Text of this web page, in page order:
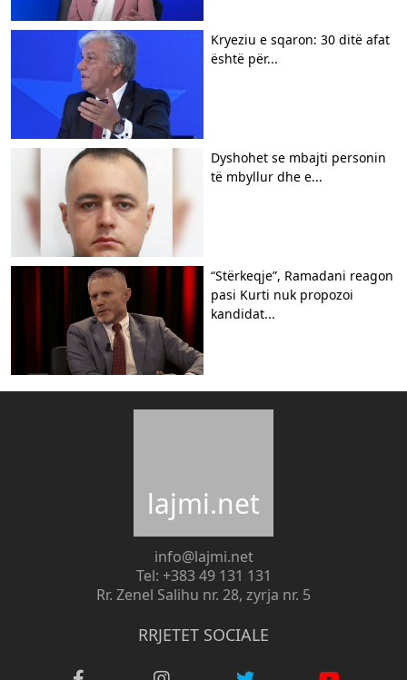
Kryeziu e sqaron: 30 ditë afat
është për...
Dyshohet se mbajti personin
të mbyllur dhe e...
“Stërkeqje”, Ramadani reagon
pasi Kurti nuk propozoi
kandidat...
lajmi.net
info@lajmi.net
Tel: +383 49 131 131
Rr. Zenel Salihu nr. 28, zyrja nr. 5
RRJETET SOCIALE